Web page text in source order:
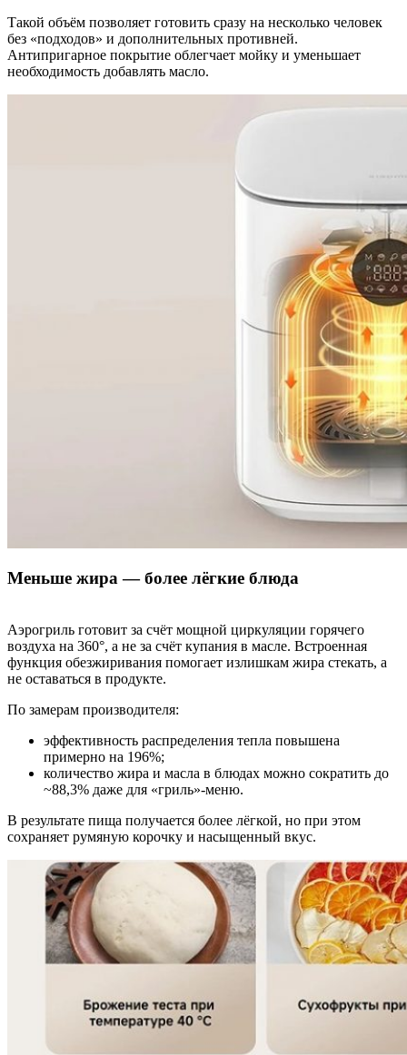
Такой объём позволяет готовить сразу на несколько человек
без «подходов» и дополнительных противней.
Антипригарное покрытие облегчает мойку и уменьшает
необходимость добавлять масло.
Меньше жира — более лёгкие блюда
Аэрогриль готовит за счёт мощной циркуляции горячего
воздуха на 360°, а не за счёт купания в масле. Встроенная
функция обезжиривания помогает излишкам жира стекать, а
не оставаться в продукте.
По замерам производителя:
эффективность распределения тепла повышена
примерно на 196%;
количество жира и масла в блюдах можно сократить до
~88,3% даже для «гриль»-меню.
В результате пища получается более лёгкой, но при этом
сохраняет румяную корочку и насыщенный вкус.